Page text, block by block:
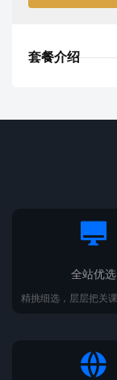
套餐介绍
全站优选
精挑细选，层层把关